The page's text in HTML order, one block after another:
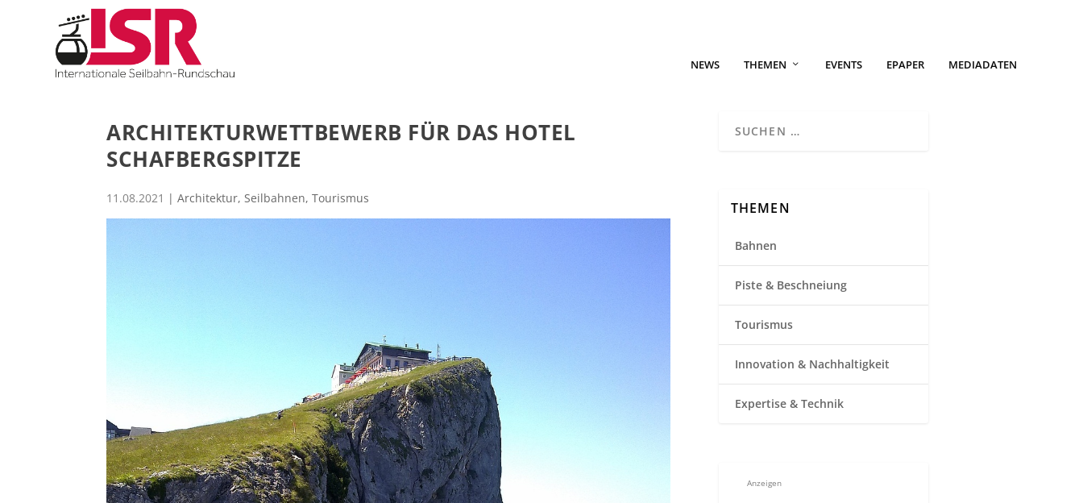
NEWS THEMEN EVENTS EPAPER MEDIADATEN
ARCHITEKTURWETTBEWERB FÜR DAS HOTEL
SCHAFBERGSPITZE
11.08.2021 | Architektur, Seilbahnen, Tourismus
THEMEN
Bahnen
Piste & Beschneiung
Tourismus
Innovation & Nachhaltigkeit
Expertise & Technik
Anzeigen